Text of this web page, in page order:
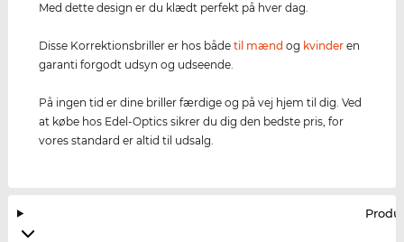
Med dette design er du klædt perfekt på hver dag.
Disse Korrektionsbriller er hos bådetil mænd og kvinder en
garanti forgodt udsyn og udseende.
På ingen tid er dine briller færdige og på vej hjem til dig. Ved
at købe hos Edel-Optics sikrer du dig den bedste pris, for
vores standard er altid til udsalg.